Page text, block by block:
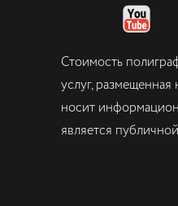
Стоимость
услуг, размещенная
носит
является